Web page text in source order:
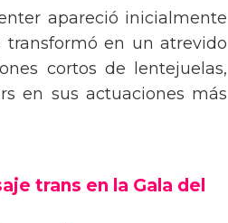
apareció inicialmente
en un atrevido
cortos de lentejuelas,
en sus actuaciones más
trans en la Gala del